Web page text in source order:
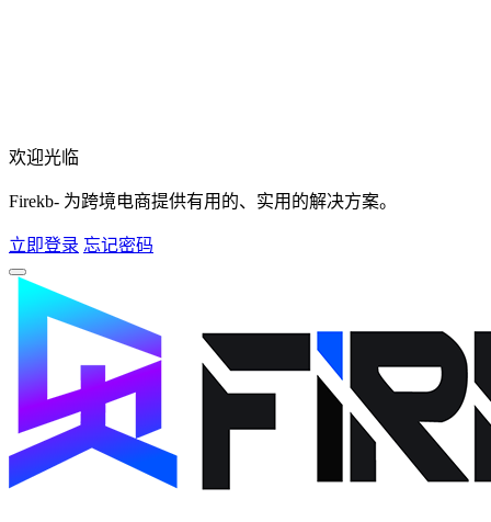
欢迎光临
Firekb- 为跨境电商提供有用的、实用的解决方案。
立即登录 忘记密码